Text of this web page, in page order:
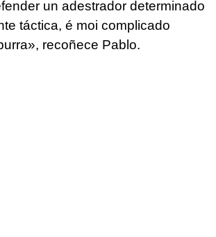
un adestrador determinado
táctica, é moi complicado
recoñece Pablo.